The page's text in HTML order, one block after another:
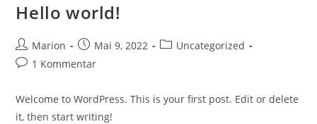
Hello world!
Beitrags-
Autor:
Marion
Beitrag
veröffentlicht:
Mai 9, 2022
Beitrags-
Uncategorized
Beitrags-
1 Kommentar
Welcome to WordPress. This is your first post. Edit or delete
it, then start writing!